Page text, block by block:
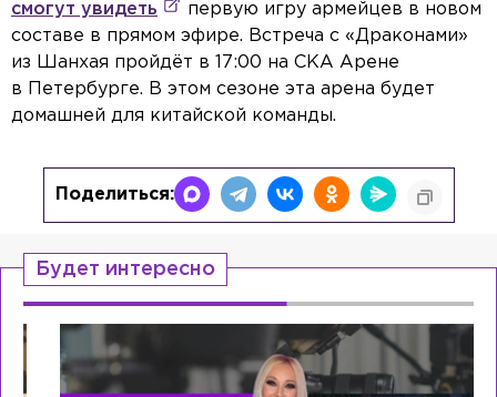
смогут увидеть
первую игру армейцев в новом
составе в прямом эфире. Встреча с «Драконами»
из Шанхая пройдёт в 17:00 на СКА Арене
в Петербурге. В этом сезоне эта арена будет
домашней для китайской команды.
Поделиться:
Будет интересно